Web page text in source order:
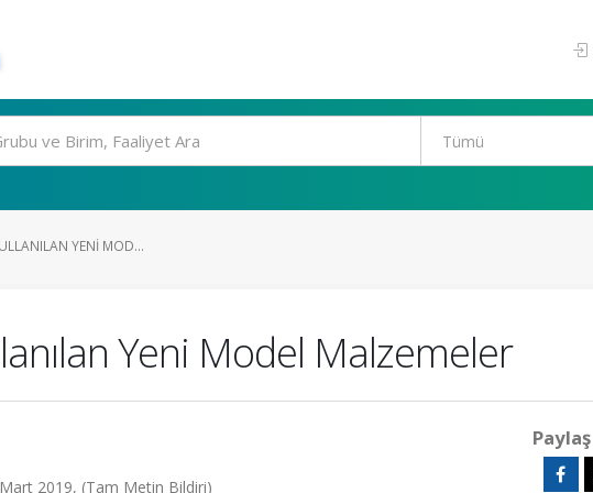
YENI MOD...
Yeni Model Malzemeler
2019, (Tam Metin Bildiri)
Paylaş